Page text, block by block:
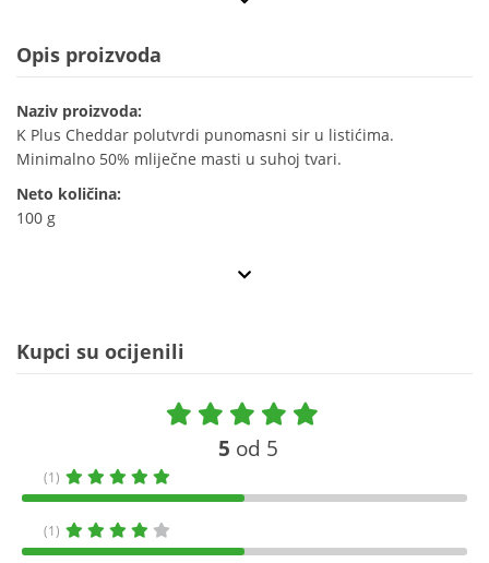
Opis proizvoda
Naziv proizvoda:
K Plus Cheddar polutvrdi punomasni sir u listićima.
Minimalno 50% mliječne masti u suhoj tvari.
Neto količina:
100 g
Kupci su ocijenili
5 od 5
(1)
(1)